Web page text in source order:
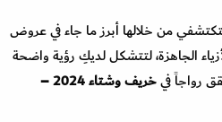
من خلالها أبرز ما جاء في عروض
الجاهزة، لتتشكل لديكِ رؤية واضحة
رواجاً في
خريف وشتاء 2024 –